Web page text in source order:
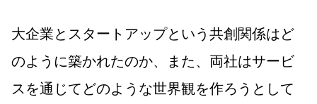
大企業とスタートアップという共創関係はど
のように築かれたのか、また、両社はサービ
スを通じてどのような世界観を作ろうとして